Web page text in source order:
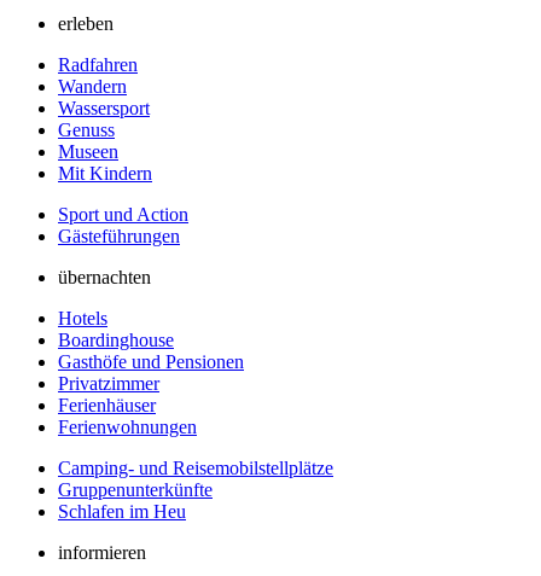
erleben
Radfahren
Wandern
Wassersport
Genuss
Museen
Mit Kindern
Sport und Action
Gästeführungen
übernachten
Hotels
Boardinghouse
Gasthöfe und Pensionen
Privatzimmer
Ferienhäuser
Ferienwohnungen
Camping- und Reisemobilstellplätze
Gruppenunterkünfte
Schlafen im Heu
informieren